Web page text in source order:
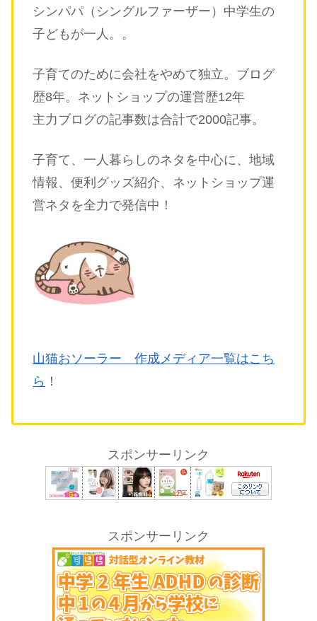
シンパパ（シングルファーザー）中学生の
子どもが一人。。
子育てのために会社をやめて独立。ブログ
歴8年。ネットショップの運営歴12年
主力ブログの記事数は合計で2000記事。
子育て、一人暮らしのネタを中心に、地域
情報、便利グッズ紹介、ネットショップ運
営ネタを全力で発信中！
山猫おソーラー 作成メディア一覧はこち
ら ！
スポンサーリンク
スポンサーリンク